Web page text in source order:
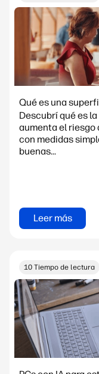
Qué es una
Descubrí qué es
aumenta el riesgo
con medidas
buenas...
Leer más
10 Tiempo de lectura